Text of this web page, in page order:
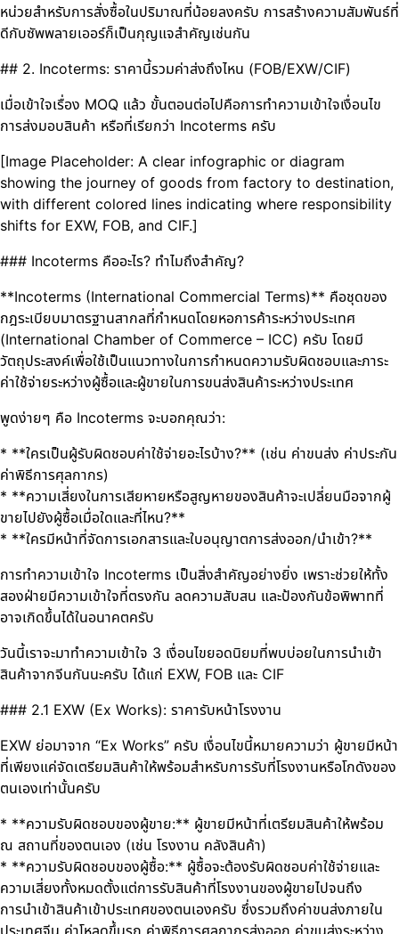
หน่วยสำหรับการสั่งซื้อในปริมาณที่น้อยลงครับ การสร้างความสัมพันธ์ที่
ดีกับซัพพลายเออร์ก็เป็นกุญแจสำคัญเช่นกัน
## 2. Incoterms: ราคานี้รวมค่าส่งถึงไหน (FOB/EXW/CIF)
เมื่อเข้าใจเรื่อง MOQ แล้ว ขั้นตอนต่อไปคือการทำความเข้าใจเงื่อนไข
การส่งมอบสินค้า หรือที่เรียกว่า Incoterms ครับ
[Image Placeholder: A clear infographic or diagram
showing the journey of goods from factory to destination,
with different colored lines indicating where responsibility
shifts for EXW, FOB, and CIF.]
### Incoterms คืออะไร? ทำไมถึงสำคัญ?
**Incoterms (International Commercial Terms)** คือชุดของ
กฎระเบียบมาตรฐานสากลที่กำหนดโดยหอการค้าระหว่างประเทศ
(International Chamber of Commerce – ICC) ครับ โดยมี
วัตถุประสงค์เพื่อใช้เป็นแนวทางในการกำหนดความรับผิดชอบและภาระ
ค่าใช้จ่ายระหว่างผู้ซื้อและผู้ขายในการขนส่งสินค้าระหว่างประเทศ
พูดง่ายๆ คือ Incoterms จะบอกคุณว่า:
* **ใครเป็นผู้รับผิดชอบค่าใช้จ่ายอะไรบ้าง?** (เช่น ค่าขนส่ง ค่าประกัน
ค่าพิธีการศุลกากร)
* **ความเสี่ยงในการเสียหายหรือสูญหายของสินค้าจะเปลี่ยนมือจากผู้
ขายไปยังผู้ซื้อเมื่อใดและที่ไหน?**
* **ใครมีหน้าที่จัดการเอกสารและใบอนุญาตการส่งออก/นำเข้า?**
การทำความเข้าใจ Incoterms เป็นสิ่งสำคัญอย่างยิ่ง เพราะช่วยให้ทั้ง
สองฝ่ายมีความเข้าใจที่ตรงกัน ลดความสับสน และป้องกันข้อพิพาทที่
อาจเกิดขึ้นได้ในอนาคตครับ
วันนี้เราจะมาทำความเข้าใจ 3 เงื่อนไขยอดนิยมที่พบบ่อยในการนำเข้า
สินค้าจากจีนกันนะครับ ได้แก่ EXW, FOB และ CIF
### 2.1 EXW (Ex Works): ราคารับหน้าโรงงาน
EXW ย่อมาจาก “Ex Works” ครับ เงื่อนไขนี้หมายความว่า ผู้ขายมีหน้า
ที่เพียงแค่จัดเตรียมสินค้าให้พร้อมสำหรับการรับที่โรงงานหรือโกดังของ
ตนเองเท่านั้นครับ
* **ความรับผิดชอบของผู้ขาย:** ผู้ขายมีหน้าที่เตรียมสินค้าให้พร้อม
ณ สถานที่ของตนเอง (เช่น โรงงาน คลังสินค้า)
* **ความรับผิดชอบของผู้ซื้อ:** ผู้ซื้อจะต้องรับผิดชอบค่าใช้จ่ายและ
ความเสี่ยงทั้งหมดตั้งแต่การรับสินค้าที่โรงงานของผู้ขายไปจนถึง
การนำเข้าสินค้าเข้าประเทศของตนเองครับ ซึ่งรวมถึงค่าขนส่งภายใน
ประเทศจีน ค่าโหลดขึ้นรถ ค่าพิธีการศุลกากรส่งออก ค่าขนส่งระหว่าง